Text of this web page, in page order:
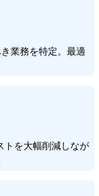
業務を特定。最適
トを大幅削減しなが